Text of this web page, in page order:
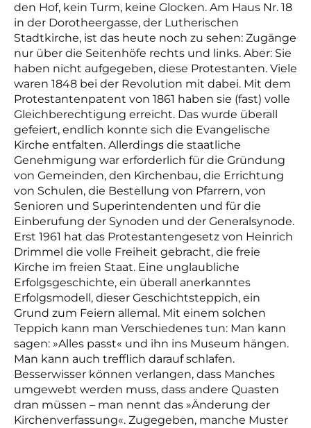
den Hof, kein Turm, keine Glocken. Am Haus Nr. 18
in der Dorotheergasse, der Lutherischen
Stadtkirche, ist das heute noch zu sehen: Zugänge
nur über die Seitenhöfe rechts und links. Aber: Sie
haben nicht aufgegeben, diese Protestanten. Viele
waren 1848 bei der Revolution mit dabei. Mit dem
Protestantenpatent von 1861 haben sie (fast) volle
Gleichberechtigung erreicht. Das wurde überall
gefeiert, endlich konnte sich die Evangelische
Kirche entfalten. Allerdings die staatliche
Genehmigung war erforderlich für die Gründung
von Gemeinden, den Kirchenbau, die Errichtung
von Schulen, die Bestellung von Pfarrern, von
Senioren und Superintendenten und für die
Einberufung der Synoden und der Generalsynode.
Erst 1961 hat das Protestantengesetz von Heinrich
Drimmel die volle Freiheit gebracht, die freie
Kirche im freien Staat. Eine unglaubliche
Erfolgsgeschichte, ein überall anerkanntes
Erfolgsmodell, dieser Geschichtsteppich, ein
Grund zum Feiern allemal. Mit einem solchen
Teppich kann man Verschiedenes tun: Man kann
sagen: »Alles passt« und ihn ins Museum hängen.
Man kann auch trefflich darauf schlafen.
Besserwisser können verlangen, dass Manches
umgewebt werden muss, dass andere Quasten
dran müssen – man nennt das »Änderung der
Kirchenverfassung«. Zugegeben, manche Muster